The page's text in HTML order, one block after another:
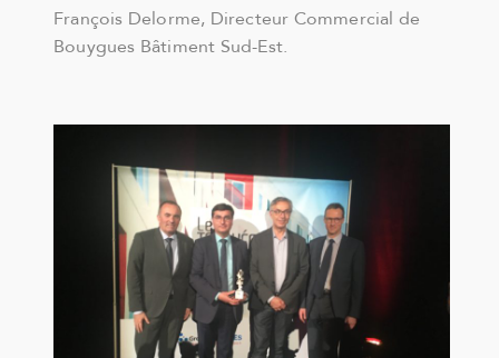
François Delorme, Directeur Commercial de
Bouygues Bâtiment Sud-Est.